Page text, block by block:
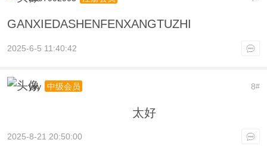
GANXIEDASHENFENXANGTUZHI
2025-6-5 11:40:42
8#
yyy 中级会员
太好
2025-8-21 20:50:00